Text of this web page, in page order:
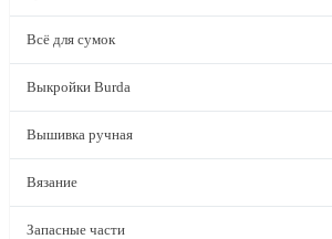
Всё для сумок
Выкройки Burda
Вышивка ручная
Вязание
Запасные части